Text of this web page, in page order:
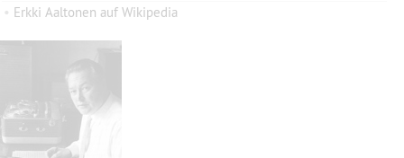
• Erkki Aaltonen auf Wikipedia